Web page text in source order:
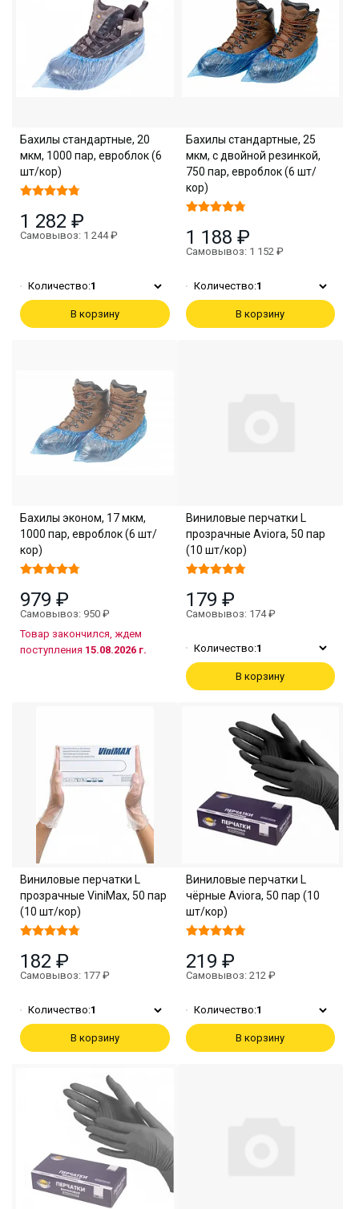
Бахилы стандартные, 20
мкм, 1000 пар, евроблок (6
шт/кор)
1 282 ₽
Самовывоз: 1 244 ₽
Количество:1
В корзину
Бахилы стандартные, 25
мкм, с двойной резинкой,
750 пар, евроблок (6 шт/
кор)
1 188 ₽
Самовывоз: 1 152 ₽
Количество:1
В корзину
Бахилы эконом, 17 мкм,
1000 пар, евроблок (6 шт/
кор)
979 ₽
Самовывоз: 950 ₽
Товар закончился, ждем
поступления 15.08.2026 г.
Виниловые перчатки L
прозрачные Aviora, 50 пар
(10 шт/кор)
179 ₽
Самовывоз: 174 ₽
Количество:1
В корзину
Виниловые перчатки L
прозрачные ViniMax, 50 пар
(10 шт/кор)
182 ₽
Самовывоз: 177 ₽
Количество:1
В корзину
Виниловые перчатки L
чёрные Aviora, 50 пар (10
шт/кор)
219 ₽
Самовывоз: 212 ₽
Количество:1
В корзину